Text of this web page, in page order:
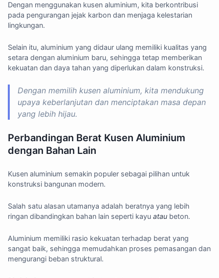
Dengan menggunakan kusen aluminium, kita berkontribusi
pada pengurangan jejak karbon dan menjaga kelestarian
lingkungan.
Selain itu, aluminium yang didaur ulang memiliki kualitas yang
setara dengan aluminium baru, sehingga tetap memberikan
kekuatan dan daya tahan yang diperlukan dalam konstruksi.
Dengan memilih kusen aluminium, kita mendukung
upaya keberlanjutan dan menciptakan masa depan
yang lebih hijau.
Perbandingan Berat Kusen Aluminium
dengan Bahan Lain
Kusen aluminium semakin populer sebagai pilihan untuk
konstruksi bangunan modern.
Salah satu alasan utamanya adalah beratnya yang lebih
ringan dibandingkan bahan lain seperti kayu atau beton.
Aluminium memiliki rasio kekuatan terhadap berat yang
sangat baik, sehingga memudahkan proses pemasangan dan
mengurangi beban struktural.